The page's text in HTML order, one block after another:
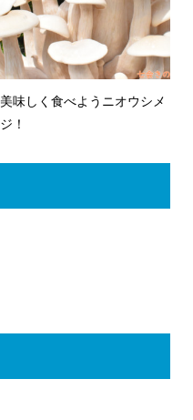
美味しく食べようニオウシメ
ジ！